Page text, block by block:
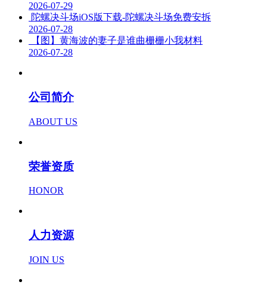
2026-07-29
陀螺决斗场iOS版下载-陀螺决斗场免费安拆
2026-07-28
【图】黄海波的妻子是谁曲栅栅小我材料
2026-07-28
公司简介
ABOUT US
荣誉资质
HONOR
人力资源
JOIN US